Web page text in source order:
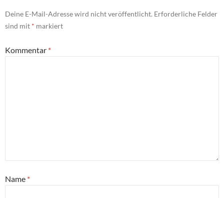
Deine E-Mail-Adresse wird nicht veröffentlicht. Erforderliche Felder
sind mit * markiert
Kommentar *
Name *